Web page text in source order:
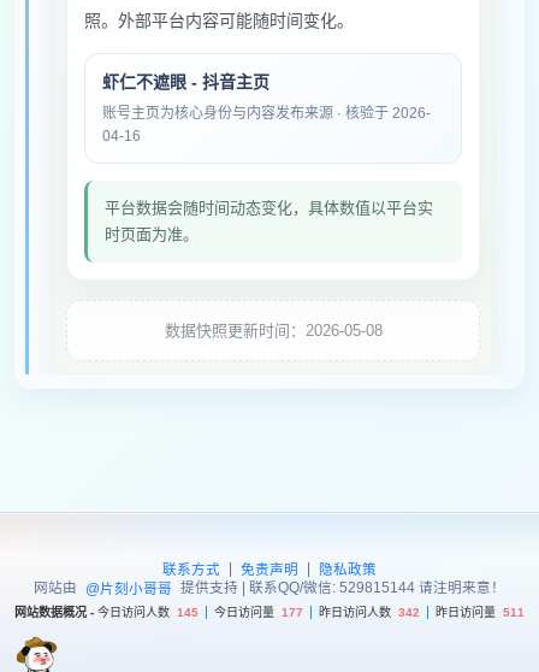
照。外部平台内容可能随时间变化。
虾仁不遮眼 - 抖音主页
账号主页为核心身份与内容发布来源 · 核验于 2026-
04-16
平台数据会随时间动态变化，具体数值以平台实
时页面为准。
数据快照更新时间：2026-05-08
联系方式 | 免责声明 |
隐私政策
网站由
@片刻小哥哥 提供支持 | 联系QQ/微信: 529815144 请注明来意！
网站数据概况 - 今日访问人数 145 今日访问量 177 昨日访问人数 342 昨日访问量 511